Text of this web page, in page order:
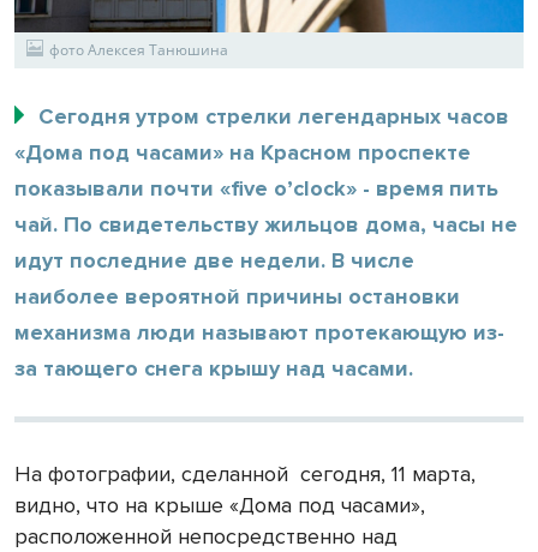
фото Алексея Танюшина
Сегодня утром стрелки легендарных часов
«Дома под часами» на Красном проспекте
показывали почти «five o’clock» - время пить
чай. По свидетельству жильцов дома, часы не
идут последние две недели. В числе
наиболее вероятной причины остановки
механизма люди называют протекающую из-
за тающего снега крышу над часами.
На фотографии, сделанной сегодня, 11 марта,
видно, что на крыше «Дома под часами»,
расположенной непосредственно над